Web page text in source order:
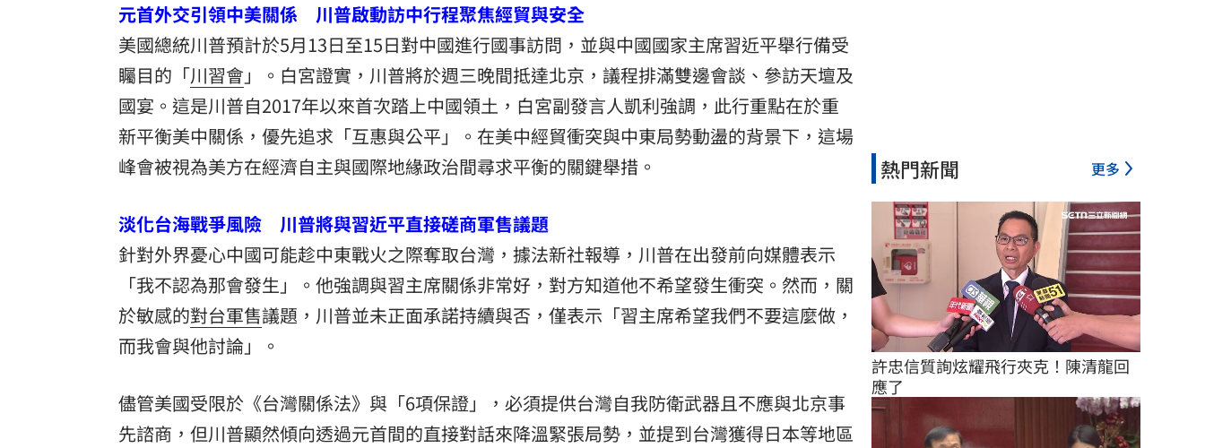
元首外交引領中美關係 川普啟動訪中行程聚焦經貿與安全
美國總統川普預計於5月13日至15日對中國進行國事訪問，並與中國國家主席習近平舉行備受
矚目的「川習會」。白宮證實，川普將於週三晚間抵達北京，議程排滿雙邊會談、參訪天壇及
國宴。這是川普自2017年以來首次踏上中國領土，白宮副發言人凱利強調，此行重點在於重
新平衡美中關係，優先追求「互惠與公平」。在美中經貿衝突與中東局勢動盪的背景下，這場
峰會被視為美方在經濟自主與國際地緣政治間尋求平衡的關鍵舉措。
淡化台海戰爭風險 川普將與習近平直接磋商軍售議題
針對外界憂心中國可能趁中東戰火之際奪取台灣，據法新社報導，川普在出發前向媒體表示
「我不認為那會發生」。他強調與習主席關係非常好，對方知道他不希望發生衝突。然而，關
於敏感的對台軍售議題，川普並未正面承諾持續與否，僅表示「習主席希望我們不要這麼做，
而我會與他討論」。
儘管美國受限於《台灣關係法》與「6項保證」，必須提供台灣自我防衛武器且不應與北京事
先諮商，但川普顯然傾向透過元首間的直接對話來降溫緊張局勢，並提到台灣獲得日本等地區
熱門新聞 更多
許忠信質詢炫耀飛行夾克！陳清龍回
應了